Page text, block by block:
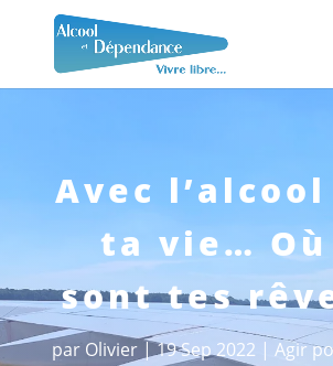
Avec
ta vie…
sont tes
par Olivier 19 Sep 2022
Agir